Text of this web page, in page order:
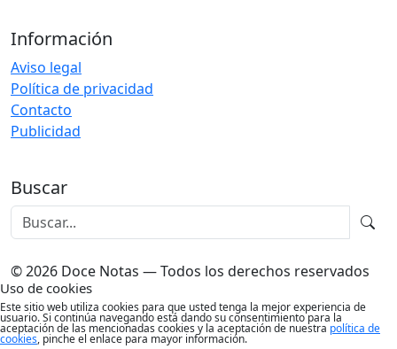
Información
Aviso legal
Política de privacidad
Contacto
Publicidad
Buscar
© 2026 Doce Notas — Todos los derechos reservados
Uso de cookies
Este sitio web utiliza cookies para que usted tenga la mejor experiencia de
usuario. Si continúa navegando está dando su consentimiento para la
aceptación de las mencionadas cookies y la aceptación de nuestra política de
cookies, pinche el enlace para mayor información.